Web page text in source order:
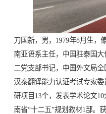
刀国新，男，1979年8月生，
南亚语系主任，中国驻泰国
二党支部书记，中国外文局
汉泰翻译能力认证考试专家
研项目13个，发表学术论文
南省“十二五”规划教材1部。